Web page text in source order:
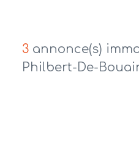
contact
3 annonce(s)
Philbert-De-